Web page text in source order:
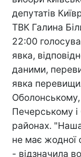
депутатів
ТВК Галина
22:00
явка,
даними,
явка
Печерському
районах.
не має жодної
- відзначила